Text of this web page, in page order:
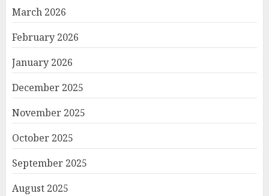
March 2026
February 2026
January 2026
December 2025
November 2025
October 2025
September 2025
August 2025